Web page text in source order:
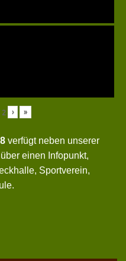
2 › »
verfügt neben unserer
einen Infopunkt,
Sportverein,